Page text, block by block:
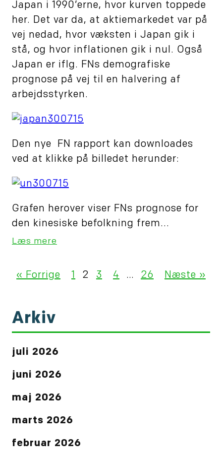
Japan i 1990’erne, hvor kurven toppede
her. Det var da, at aktiemarkedet var på
vej nedad, hvor væksten i Japan gik i
stå, og hvor inflationen gik i nul. Også
Japan er iflg. FNs demografiske
prognose på vej til en halvering af
arbejdsstyrken.
Den nye FN rapport kan downloades
ved at klikke på billedet herunder:
Grafen herover viser FNs prognose for
den kinesiske befolkning frem...
Læs mere
« Forrige 1 2 3 4 … 26 Næste »
Arkiv
juli 2026
juni 2026
maj 2026
marts 2026
februar 2026